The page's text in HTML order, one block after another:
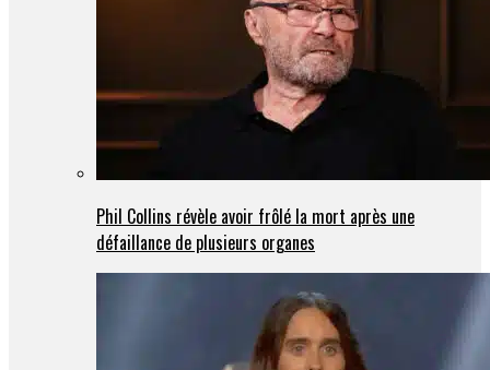
Phil Collins révèle avoir frôlé la mort après une
défaillance de plusieurs organes